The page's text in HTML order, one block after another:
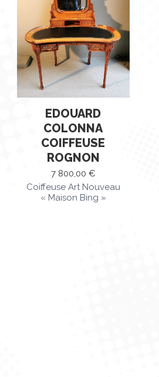
EDOUARD
COLONNA
COIFFEUSE
ROGNON
7 800,00 €
Coiffeuse Art Nouveau
« Maison Bing »